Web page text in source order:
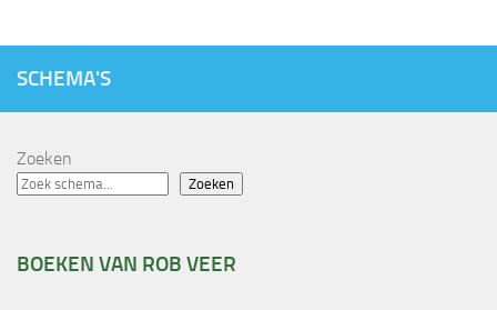
SCHEMA'S
Zoeken
Zoeken
BOEKEN VAN ROB VEER